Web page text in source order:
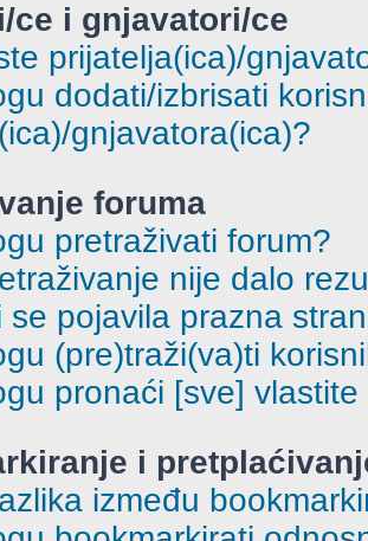
ce i gnjavatori/ce
prijatelja(ica)/
dodati/izbrisati
gnjavatora(ica)?
foruma
pretraživati forum?
nije dalo
se pojavila prazna
(pre)traži(va)ti
pronaći [sve]
i
između